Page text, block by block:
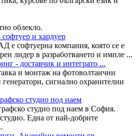
облекло.
и хардуер
е софтуерна компания, която се е
лидер в разработването и импле ...
- доставчик и интеграто ...
и монтаж на фотоволтаични
сигнално охранителни
студио под наем
студио под наем в София.
Една от най-добрите